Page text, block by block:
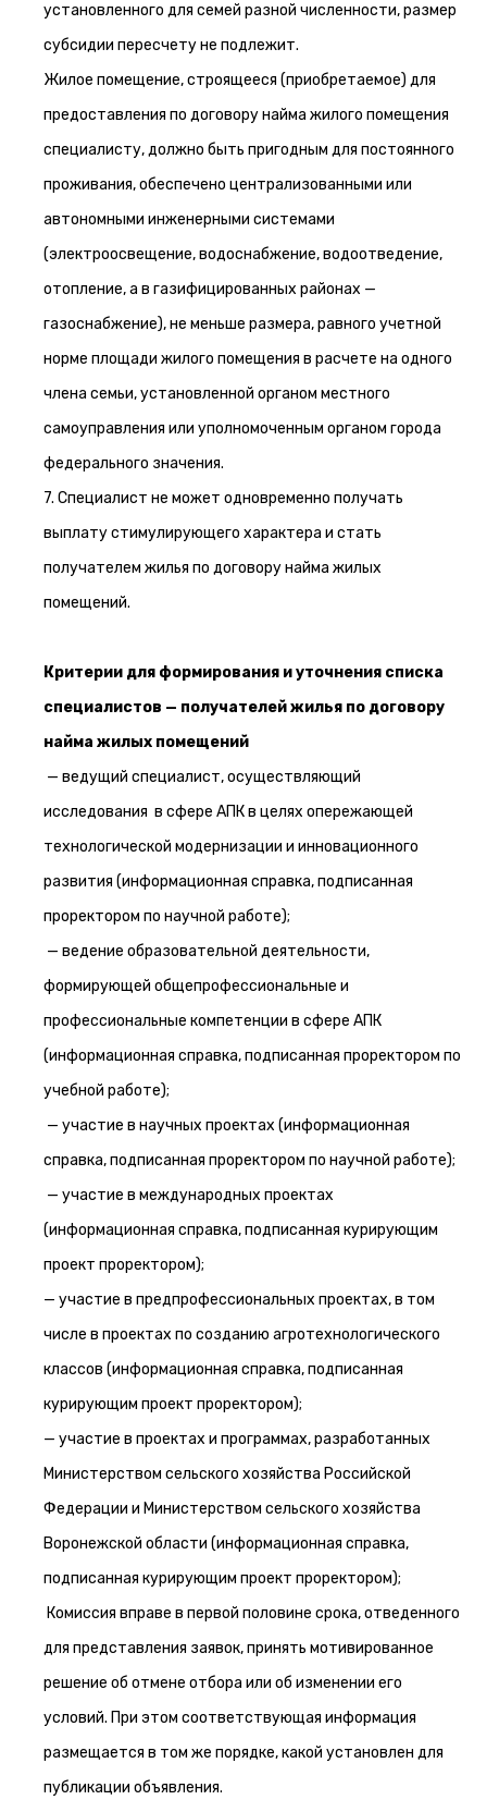
установленного для семей разной численности, размер
субсидии пересчету не подлежит.
Жилое помещение, строящееся (приобретаемое) для
предоставления по договору найма жилого помещения
специалисту, должно быть пригодным для постоянного
проживания, обеспечено централизованными или
автономными инженерными системами
(электроосвещение, водоснабжение, водоотведение,
отопление, а в газифицированных районах —
газоснабжение), не меньше размера, равного учетной
норме площади жилого помещения в расчете на одного
члена семьи, установленной органом местного
самоуправления или уполномоченным органом города
федерального значения.
7. Специалист не может одновременно получать
выплату стимулирующего характера и стать
получателем жилья по договору найма жилых
помещений.
Критерии для формирования и уточнения списка
специалистов — получателей жилья по договору
найма жилых помещений
— ведущий специалист, осуществляющий
исследования в сфере АПК в целях опережающей
технологической модернизации и инновационного
развития (информационная справка, подписанная
проректором по научной работе);
— ведение образовательной деятельности,
формирующей общепрофессиональные и
профессиональные компетенции в сфере АПК
(информационная справка, подписанная проректором по
учебной работе);
— участие в научных проектах (информационная
справка, подписанная проректором по научной работе);
— участие в международных проектах
(информационная справка, подписанная курирующим
проект проректором);
— участие в предпрофессиональных проектах, в том
числе в проектах по созданию агротехнологического
классов (информационная справка, подписанная
курирующим проект проректором);
— участие в проектах и программах, разработанных
Министерством сельского хозяйства Российской
Федерации и Министерством сельского хозяйства
Воронежской области (информационная справка,
подписанная курирующим проект проректором);
Комиссия вправе в первой половине срока, отведенного
для представления заявок, принять мотивированное
решение об отмене отбора или об изменении его
условий. При этом соответствующая информация
размещается в том же порядке, какой установлен для
публикации объявления.